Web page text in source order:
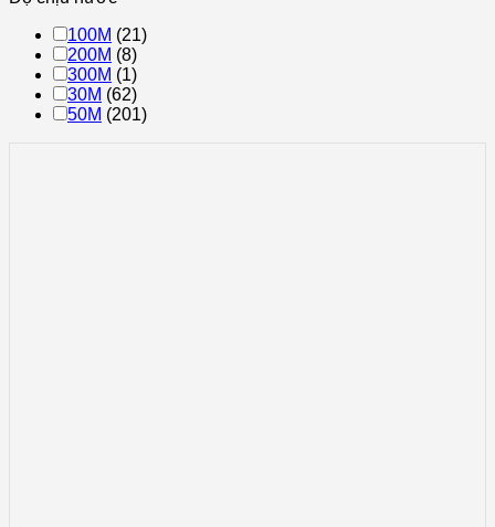
100M (21)
200M (8)
300M (1)
30M (62)
50M (201)